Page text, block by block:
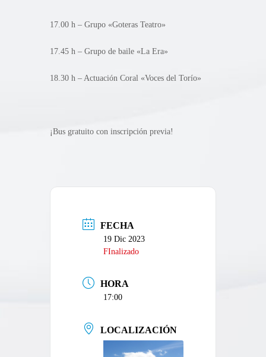
17.00 h – Grupo «Goteras Teatro»
17.45 h – Grupo de baile «La Era»
18.30 h – Actuación Coral «Voces del Torío»
¡Bus gratuito con inscripción previa!
FECHA
19 Dic 2023
FInalizado
HORA
17:00
LOCALIZACIÓN